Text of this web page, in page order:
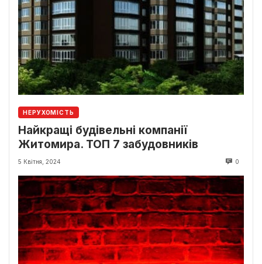
НЕРУХОМІСТЬ
Найкращі будівельні компанії
Житомира. ТОП 7 забудовників
5 Квітня, 2024 0